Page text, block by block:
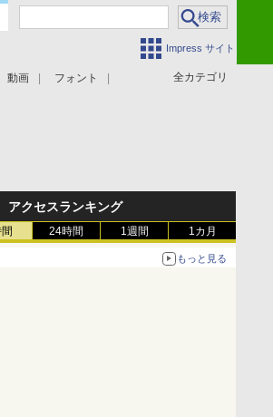
Impress サイト
全カテゴリ
動画 フォント
アクセスランキング
24時間 1週間 1カ月
もっと見る